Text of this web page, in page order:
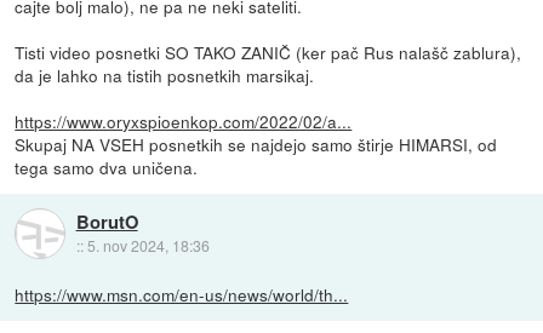
cajte bolj malo), ne pa ne neki sateliti.
Tisti video posnetki SO TAKO ZANIČ (ker pač Rus nalašč zablura),
da je lahko na tistih posnetkih marsikaj.
https://www.oryxspioenkop.com/2022/02/a...
Skupaj NA VSEH posnetkih se najdejo samo štirje HIMARSI, od
tega samo dva uničena.
BorutO
:: 5. nov 2024, 18:36
https://www.msn.com/en-us/news/world/th...